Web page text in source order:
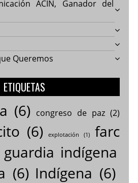
ACIN, Ganador del
Queremos
ETIQUETAS
(6) congreso de paz(2)
(6) explotación (1)
farc
guardia indígena
(6) Indígena (6)